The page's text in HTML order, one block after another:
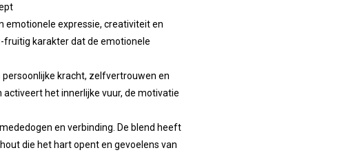
emotionele expressie, creativiteit en
fruitig karakter dat de emotionele
kracht, zelfvertrouwen en
het innerlijke vuur, de motivatie
en verbinding. De blend heeft
die het hart opent en gevoelens van